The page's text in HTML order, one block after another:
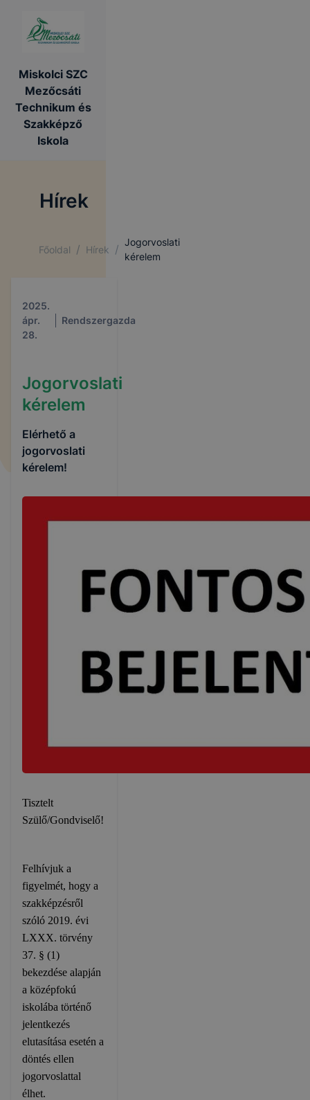
Miskolci SZC
Mezőcsáti
Technikum és
Szakképző
Iskola
Hírek
Főoldal / Hírek /
Jogorvoslati
kérelem
2025.
ápr.
28.
Rendszergazda
Jogorvoslati
kérelem
Elérhető a
jogorvoslati
kérelem!
Tisztelt
Szülő/Gondviselő!
Felhívjuk a
figyelmét, hogy a
szakképzésről
szóló 2019. évi
LXXX. törvény
37. § (1)
bekezdése alapján
a középfokú
iskolába történő
jelentkezés
elutasítása esetén a
döntés ellen
jogorvoslattal
élhet.